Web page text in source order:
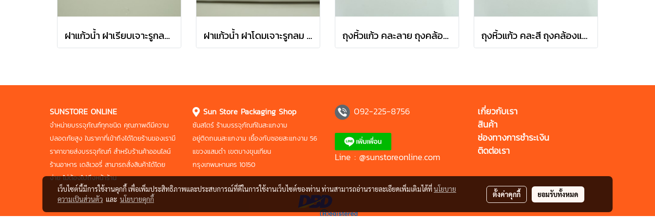
ฝาแก้วน้ำ ฝาเรียบเจาะรูกลม 95 mm. ขนาด 95x46.5 mm. ฝาแก้วน้ำ ฝาโดมเจาะรูกลม 95 mm. ขนาด 95x46.5 mm. ถุงหิ้วแก้ว คละลาย ถุงคล้องแก้วปาก 95 mm ถุงหิ้วแก้ว คละสี ถุงคล้องแก้วปาก 95 mm
SUNSTORE ONLINE
จำหน่ายบรรจุภัณฑ์ทุกชนิด คุณภาพดีมีความ
ปลอดภัยสูง ในราคาที่เข้าถึงได้โดยร้านของเรามี
ราคาขายส่งบรรจุภัณฑ์ สำหรับร้านค้าออนไลน์
ร้านอาหาร เดลิเวอรี่ สามารถสั่งสินค้าได้โดย
ง่ายไม่ต้องไปถึงหน้าร้าน
Sun Store Packaging Shop
ซันสโตร์ ร้านบรรจุภัณฑ์ในสะแกงาม
อยู่ติดถนนสะแกงาม เยื้องกับซอยสะแกงาม 56
แขวงแสมดำ เขตบางขุนเทียน
กรุงเทพมหานคร 10150
092-225-8756
Line : @sunstoreonline.com
เกี่ยวกับเรา
สินค้า
ช่องทางการชำระเงิน
ติดต่อเรา
เว็บไซต์นี้มีการใช้งานคุกกี้ เพื่อเพิ่มประสิทธิภาพและประสบการณ์ที่ดีในการใช้งานเว็บไซต์ของท่าน ท่านสามารถอ่านรายละเอียดเพิ่มเติมได้ที่นโยบาย
ความเป็นส่วนตัว และ นโยบายคุกกี้
ตั้งค่าคุกกี้ ยอมรับทั้งหมด